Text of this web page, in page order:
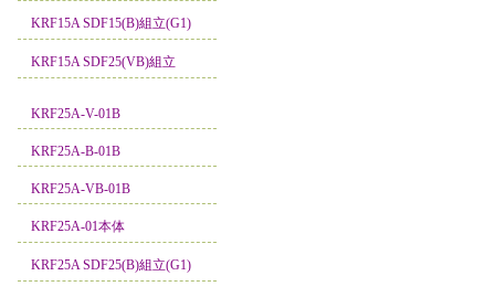
KRF15A SDF15(B)組立(G1)
KRF15A SDF25(VB)組立
KRF25A-V-01B
KRF25A-B-01B
KRF25A-VB-01B
KRF25A-01本体
KRF25A SDF25(B)組立(G1)